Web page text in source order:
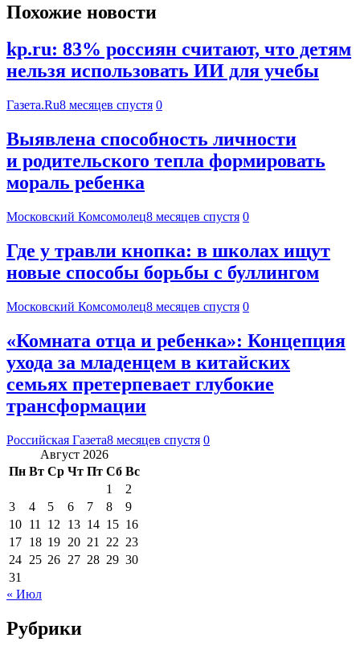
Похожие новости
kp.ru: 83% россиян считают, что детям
нельзя использовать ИИ для учебы
Газета.Ru8 месяцев спустя 0
Выявлена способность личности
и родительского тепла формировать
мораль ребенка
Московский Комсомолец8 месяцев спустя 0
Где у травли кнопка: в школах ищут
новые способы борьбы с буллингом
Московский Комсомолец8 месяцев спустя 0
«Комната отца и ребенка»: Концепция
ухода за младенцем в китайских
семьях претерпевает глубокие
трансформации
Российская Газета8 месяцев спустя 0
Август 2026
Пн Вт Ср Чт Пт Сб Вс
1
2
3
4 5 6 7 8
9
10 11 12 13 14 15 16
17 18 19 20 21 22 23
24 25 26 27 28 29 30
31
« Июл
Рубрики